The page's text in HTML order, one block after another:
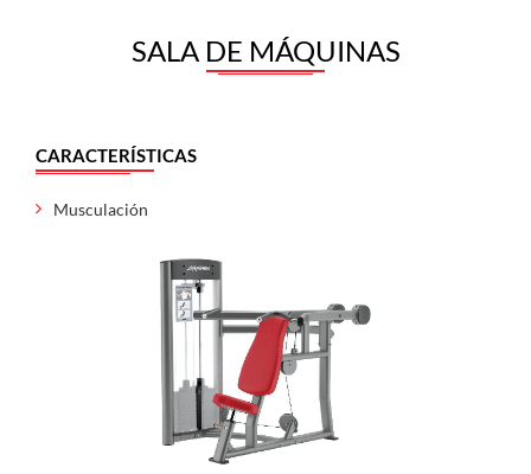
SALA DE MÁQUINAS
CARACTERÍSTICAS
Musculación